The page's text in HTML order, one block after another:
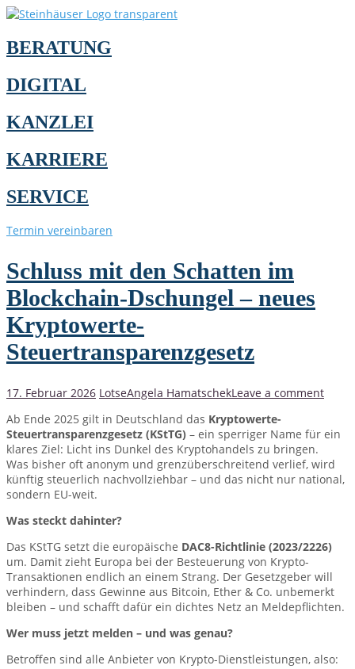
BERATUNG
DIGITAL
KANZLEI
KARRIERE
SERVICE
Termin vereinbaren
Schluss mit den Schatten im
Blockchain-Dschungel – neues
Kryptowerte-
Steuertransparenzgesetz
17. Februar 2026 LotseAngela HamatschekLeave a comment
Ab Ende 2025 gilt in Deutschland das Kryptowerte-
Steuertransparenzgesetz (KStTG) – ein sperriger Name für ein
klares Ziel: Licht ins Dunkel des Kryptohandels zu bringen.
Was bisher oft anonym und grenzüberschreitend verlief, wird
künftig steuerlich nachvollziehbar – und das nicht nur national,
sondern EU-weit.
Was steckt dahinter?
Das KStTG setzt die europäische DAC8-Richtlinie (2023/2226)
um. Damit zieht Europa bei der Besteuerung von Krypto-
Transaktionen endlich an einem Strang. Der Gesetzgeber will
verhindern, dass Gewinne aus Bitcoin, Ether & Co. unbemerkt
bleiben – und schafft dafür ein dichtes Netz an Meldepflichten.
Wer muss jetzt melden – und was genau?
Betroffen sind alle Anbieter von Krypto-Dienstleistungen, also: